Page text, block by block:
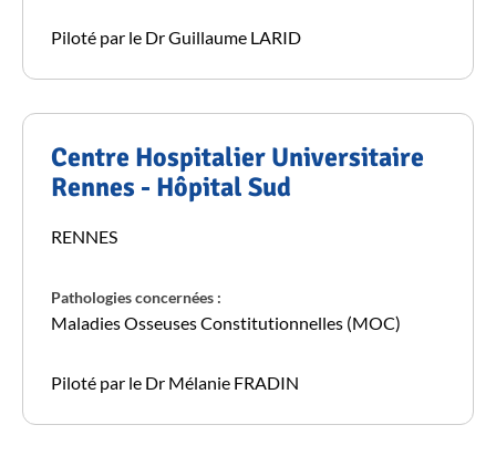
Piloté par le Dr Guillaume LARID
Centre Hospitalier Universitaire
Rennes - Hôpital Sud
RENNES
Pathologies concernées :
Maladies Osseuses Constitutionnelles (MOC)
Piloté par le Dr Mélanie FRADIN